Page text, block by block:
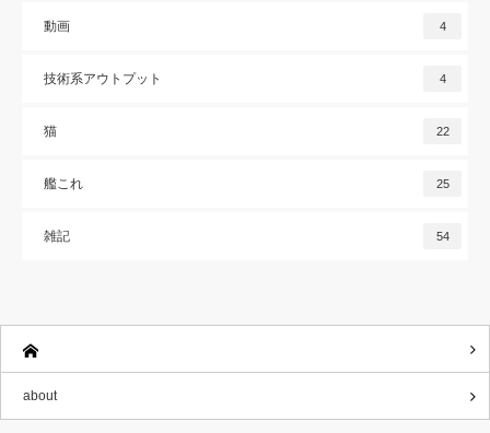
動画 4
技術系アウトプット 4
猫 22
艦これ 25
雑記 54
about